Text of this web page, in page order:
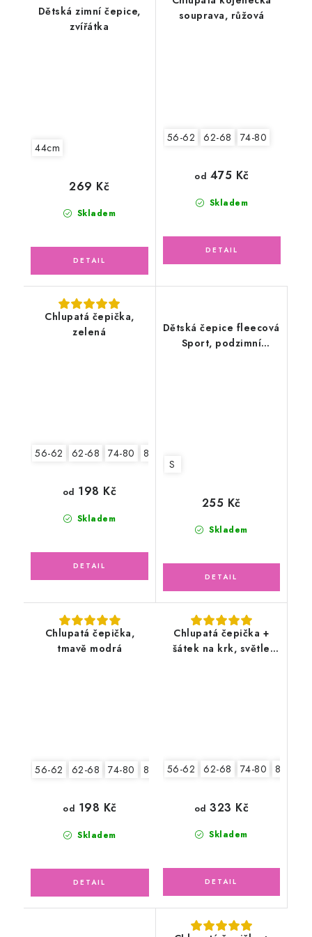
Dětská zimní čepice,
zvířátka
44cm
Skladem
269 Kč
souprava, růžová
56-62 62-68 74-80
Skladem
od 475 Kč
Chlupatá čepička,
zelená
56-62 62-68 74-80 80-86
Skladem
od 198 Kč
Dětská čepice fleecová
Sport, podzimní
S
Skladem
255 Kč
Chlupatá čepička,
tmavě modrá
56-62 62-68 74-80 80-86
Skladem
od 198 Kč
Chlupatá čepička +
šátek na krk, světle
56-62 62-68 74-80 80-86
Skladem
od 323 Kč